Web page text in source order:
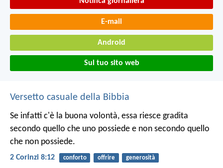
E-mail
Android
Sul tuo sito web
Versetto casuale della Bibbia
Se infatti c'è la buona volontà, essa riesce gradita
secondo quello che uno possiede e non secondo quello
che non possiede.
2 Corinzi 8:12 conforto offrire generosità